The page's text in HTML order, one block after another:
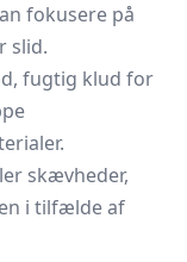
fokusere på
slid.
fugtig klud for
skævheder,
i tilfælde af